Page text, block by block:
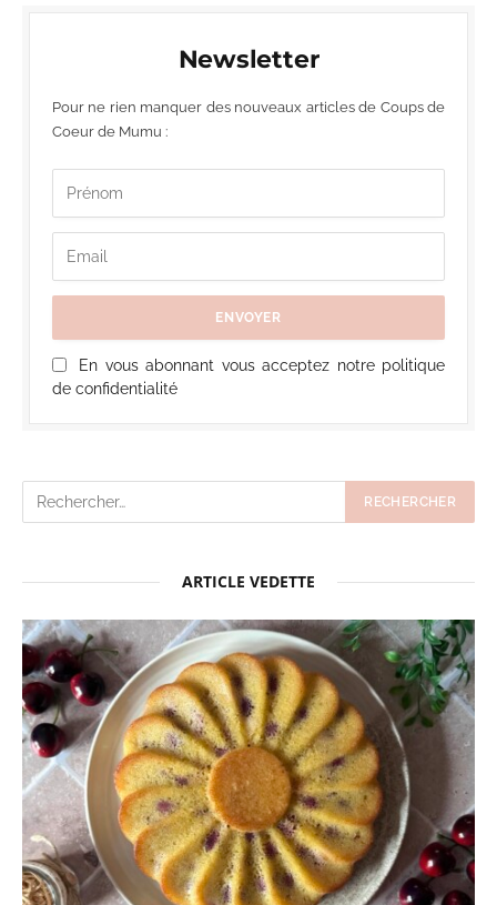
Newsletter
Pour ne rien manquer des nouveaux articles de Coups de
Coeur de Mumu :
En vous abonnant vous acceptez notre politique
de confidentialité
ARTICLE VEDETTE